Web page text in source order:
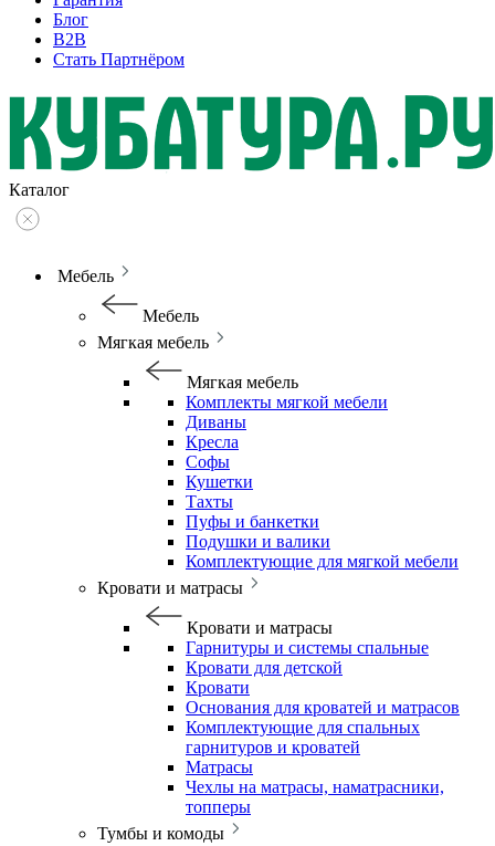
Блог
B2B
Стать Партнёром
Каталог
Мебель
Мебель
Мягкая мебель
Мягкая мебель
Комплекты мягкой мебели
Диваны
Кресла
Софы
Кушетки
Тахты
Пуфы и банкетки
Подушки и валики
Комплектующие для мягкой мебели
Кровати и матрасы
Кровати и матрасы
Гарнитуры и системы спальные
Кровати для детской
Кровати
Основания для кроватей и матрасов
Комплектующие для спальных
гарнитуров и кроватей
Матрасы
Чехлы на матрасы, наматрасники,
топперы
Тумбы и комоды